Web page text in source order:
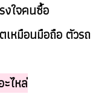
งใจคนซื้อ
เหมือนมือถือ ตัวรถ
ะไหล่